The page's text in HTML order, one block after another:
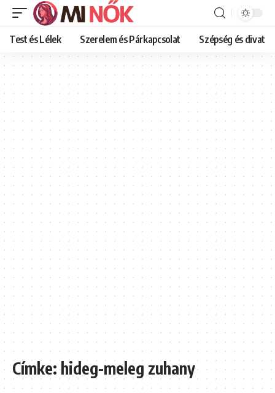
Test és Lélek Szerelem és Párkapcsolat Szépség és divat
Címke:hideg-meleg zuhany